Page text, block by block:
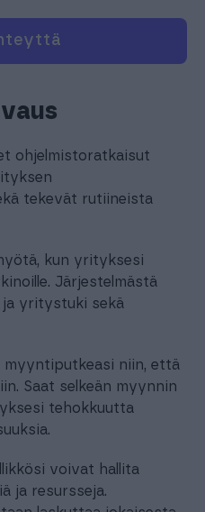
ohjelmistoratkaisut
tekevät rutiineista
kun yrityksesi
Järjestelmästä
ja yritystuki sekä
myyntiputkeasi niin, että
Saat selkeän myynnin
tehokkuutta
voivat hallita
ja resursseja.